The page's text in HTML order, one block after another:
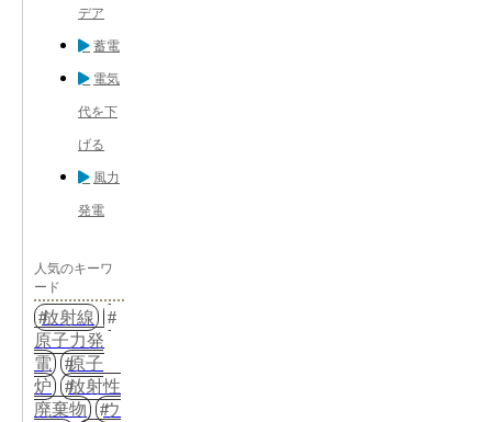
デア
蓄電
電気
代を下
げる
風力
発電
人気のキーワ
ード
放射線
原子力発
電
原子
炉
放射性
廃棄物
ウ